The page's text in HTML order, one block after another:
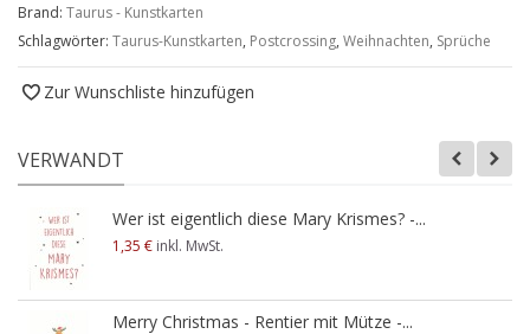
Brand: Taurus - Kunstkarten
Schlagwörter: Taurus-Kunstkarten, Postcrossing, Weihnachten, Sprüche
Zur Wunschliste hinzufügen
VERWANDT
Wer ist eigentlich diese Mary Krismes? -...
1,35 € inkl. MwSt.
Merry Christmas - Rentier mit Mütze -...